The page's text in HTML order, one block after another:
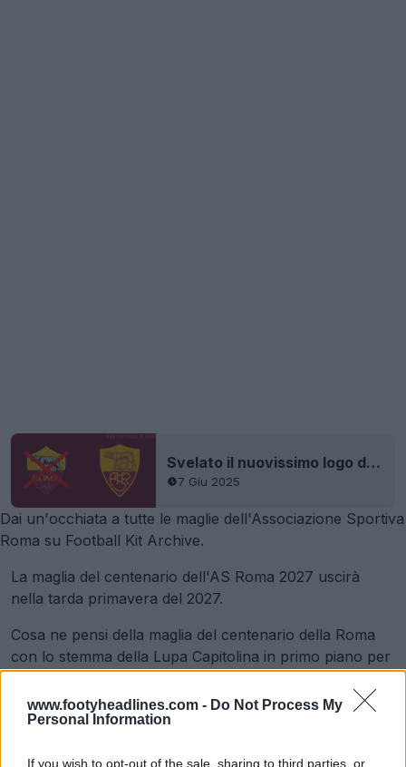
www.footyheadlines.com - Do Not Process My
Personal Information
If you wish to opt-out of the sale, sharing to third parties, or
Svelato il nuovissimo logo dell'AS Roma
7 Giu 2025
Dai un'occhiata a tutte le maglie dell'Associazione Sportiva
Roma su Football Kit Archive.
La maglia del centenario dell'AS Roma 2027 uscirà
nella tarda primavera del 2027.
Cosa ne pensi della maglia del centenario della Roma
con lo stemma della Lupa Capitolina in primo piano per
nei commenti qui sotto.
Mostra commenti